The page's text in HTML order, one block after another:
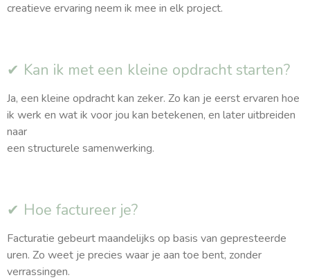
creatieve ervaring neem ik mee in elk project.
✔ Kan ik met een kleine opdracht starten?
Ja, een kleine opdracht kan zeker. Zo kan je eerst ervaren hoe
ik werk en wat ik voor jou kan betekenen, en later uitbreiden
naar
een structurele samenwerking.
✔ Hoe factureer je?
Facturatie gebeurt maandelijks op basis van gepresteerde
uren. Zo weet je precies waar je aan toe bent, zonder
verrassingen.